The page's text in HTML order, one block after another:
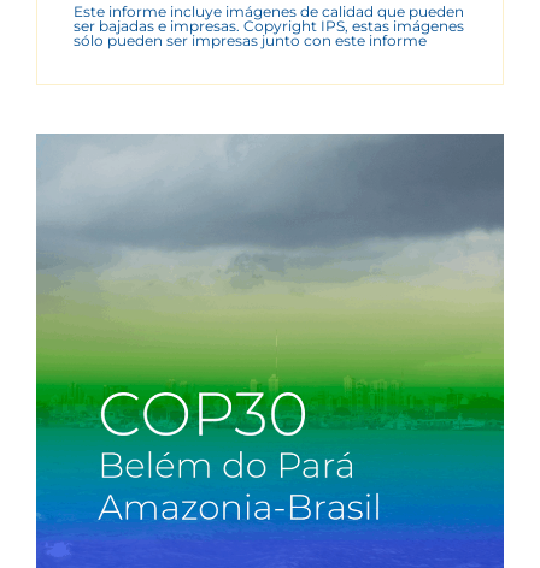
Este informe incluye imágenes de calidad que pueden
ser bajadas e impresas. Copyright IPS, estas imágenes
sólo pueden ser impresas junto con este informe